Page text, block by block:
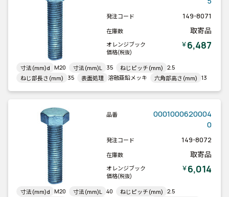
発注コード 149-8071
在庫数 取寄品
オレンジブック
価格(税抜)
￥6,487
寸法(mm)d M20 寸法(mm)L 35 ねじピッチ(mm) 2.5
ねじ部長さ(mm)
35 表面処理 溶融亜鉛メッキ 六角部高さ(mm) 13
品番
0001000620004
0
発注コード 149-8072
在庫数 取寄品
オレンジブック
価格(税抜)
￥6,014
寸法(mm)d M20 寸法(mm)L 40 ねじピッチ(mm) 2.5